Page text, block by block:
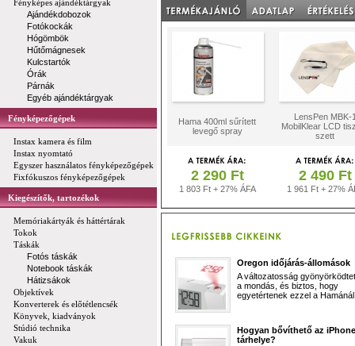
Fényképes ajándéktárgyak
Ajándékdobozok
Fotókockák
Hógömbök
Hűtőmágnesek
Kulcstartók
Órák
Párnák
Egyéb ajándéktárgyak
Fényképezőgépek
Instax kamera és film
Instax nyomtató
Egyszer használatos fényképezőgépek
Fixfókuszos fényképezőgépek
Kiegészítők, tartozékok
Memóriakártyák és háttértárak
Tokok
Táskák
Fotós táskák
Notebook táskák
Hátizsákok
Objektívek
Konverterek és előtétlencsék
Könyvek, kiadványok
Stúdió technika
Vakuk
Hama 400ml sűrített
levegő spray
LensPen MBK-
MobilKlear LCD
szett
2 290 Ft
1 803 Ft + 27% ÁFA
2 490 Ft
1 961 Ft + 27%
Oregon időjárás-állomások
A változatosság
a mondás, és biztos, hogy
egyetértenek ezzel a
Hogyan bővíthető az iPhone
tárhelye?